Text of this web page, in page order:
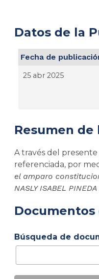
Datos de la
Fecha de
25 abr 2025
Resumen
A través del
referenciada, por
el amparo
NASLY ISABEL
Búsqueda de